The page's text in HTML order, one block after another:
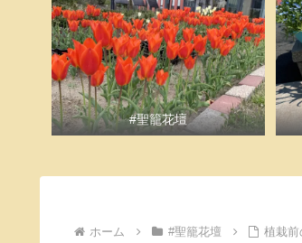
#聖籠花壇
ホーム #聖籠花壇 植栽